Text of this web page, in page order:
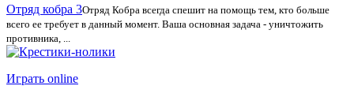
Отряд кобра 3Отряд Кобра всегда спешит на помощь тем, кто больше
всего ее требует в данный момент. Ваша основная задача - уничтожить
противника, ...
Играть online